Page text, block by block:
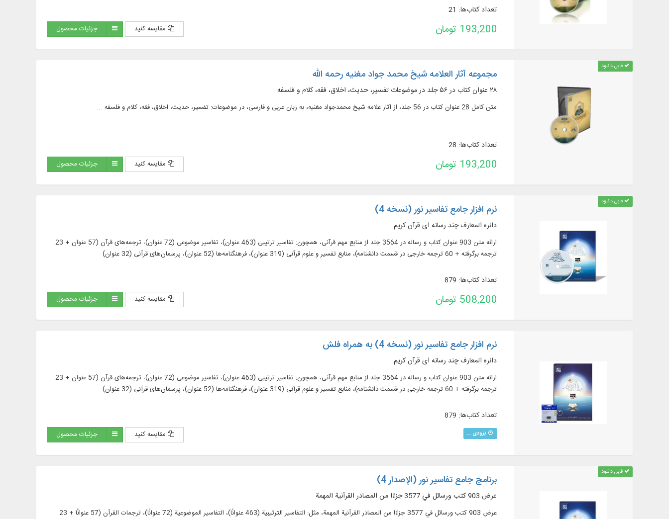
تعداد کتاب‌ها: 21
193,200 تومان مقایسه کنید جزئیات محصول
قابل دانلود
مجموعه آثار العلامه شیخ محمد جواد مغنیه رحمه الله
۲۸ عنوان كتاب در ۵۶ جلد در موضوعات تفسیر، حدیث، اخلاق، فقه، کلام و فلسفه
متن کامل 28 عنوان كتاب در 56 جلد، از آثار علامه شیخ محمدجواد مغنیه، به زبان عربی و فارسی، در موضوعات: تفسیر، حدیث، اخلاق، فقه، کلام و فلسفه ...
تعداد کتاب‌ها: 28
193,200 تومان مقایسه کنید جزئیات محصول
قابل دانلود
نرم افزار جامع تفاسیر نور (نسخه 4)
دائره المعارف چند رسانه ای قرآن کریم
ارائه متن 903 عنوان کتاب و رساله در 3564 جلد از منابع مهم قرآنی، همچون: تفاسیر ترتیبی (463 عنوان)، تفاسیر موضوعی (72 عنوان)، ترجمه‌های قرآن (57 عنوان + 23
ترجمه برگرفته + 60 ترجمه خارجی در قسمت دانشنامه)، منابع تفسیر و علوم قرآنی (319 عنوان)، فرهنگنامه‌ها (52 عنوان)، پرسمان‌های قرآنی (32 عنوان)
تعداد کتاب‌ها: 879
508,200 تومان مقایسه کنید جزئیات محصول
نرم افزار جامع تفاسیر نور (نسخه 4) به همراه فلش
دائره المعارف چند رسانه ای قرآن کریم
ارائه متن 903 عنوان کتاب و رساله در 3564 جلد از منابع مهم قرآنی، همچون: تفاسیر ترتیبی (463 عنوان)، تفاسیر موضوعی (72 عنوان)، ترجمه‌های قرآن (57 عنوان + 23
ترجمه برگرفته + 60 ترجمه خارجی در قسمت دانشنامه)، منابع تفسیر و علوم قرآنی (319 عنوان)، فرهنگنامه‌ها (52 عنوان)، پرسمان‌های قرآنی (32 عنوان)
تعداد کتاب‌ها: 879
بزودی ... مقایسه کنید جزئیات محصول
قابل دانلود
برنامج جامع تفاسير نور (الإصدار 4)
عرض 903 كتب ورسائل في 3577 جزءًا من المصادر القرآنية المهمة
عرض 903 كتب ورسائل في 3577 جزءًا من المصادر القرآنية المهمة، مثل: التفاسير الترتيبية (463 عنوانًا)، التفاسير الموضوعية (72 عنوانًا)، ترجمات القرآن (57 عنوانًا + 23